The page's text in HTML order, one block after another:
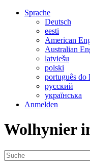
Sprache
Deutsch
eesti
American
Australian
latviešu
polski
português do
русский
українська
Anmelden
Wolhynier